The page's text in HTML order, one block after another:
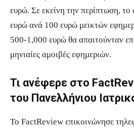
ευρώ. Σε εκείνη την περίπτωση,
ευρώ ανά 100 ευρώ μεικτών
500-1,000 ευρώ θα απαιτούνταν
μηνιαίες αμοιβές εφημεριών.
Τι ανέφερε στο
του Πανελλήνιου
Το FactReview επικοινώνησε